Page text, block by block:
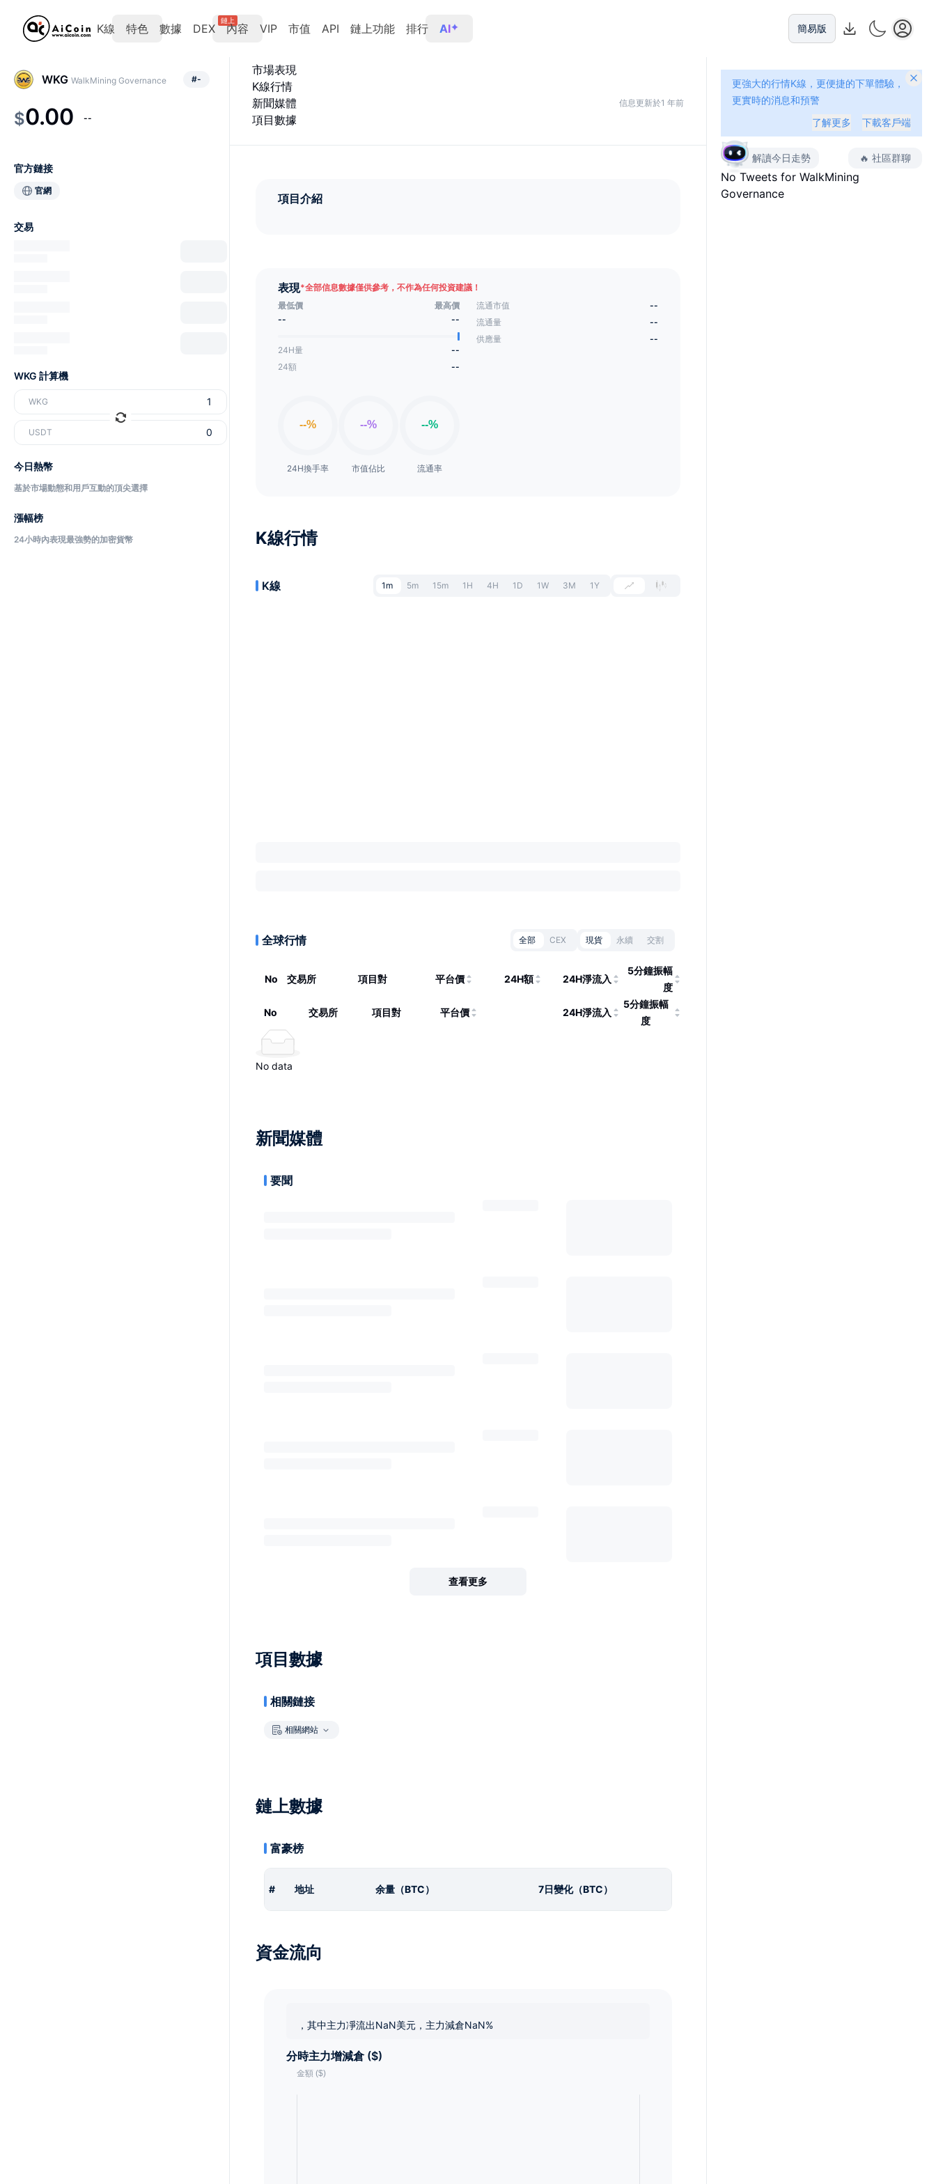
K線 特色 數據 DEX
鏈上
內容 VIP 市值 API 鏈上功能 排行 AI 簡易版
市場表現
K線行情
新聞媒體
項目數據
信息更新於1 年前
項目介紹
表現*全部信息數據僅供參考，不作為任何投資建議！
最低價
最高價
--
--
24H量
--
24額
--
24H換手率 市值佔比 流通率
流通市值
--
流通量
--
供應量
--
K線行情
K線 1m 5m 15m 1H 4H 1D 1W 3M 1Y
全球行情 全部 CEX 現貨 永續 交割
No 交易所 項目對 平台價 24H額 24H淨流入
5分鐘振幅
度
No 交易所 項目對 平台價 24H淨流入
5分鐘振幅
度
No data
WKG WalkMining Governance #-
$0.00 --
官方鏈接
官網
交易
WKG 計算機
WKG
USDT
今日熱幣
基於市場動態和用戶互動的頂尖選擇
漲幅榜
24小時內表現最強勢的加密貨幣
更強大的行情K線，更便捷的下單體驗，
更實時的消息和預警
了解更多
下載客戶端
解讀今日走勢 🔥 社區群聊
No Tweets for WalkMining
Governance
新聞媒體
要聞
查看更多
項目數據
相關鏈接
相關網站
鏈上數據
富豪榜
# 地址 余量（BTC） 7日變化（BTC）
資金流向
，其中主力凈流出NaN美元，主力減倉NaN%
分時主力增減倉 ($)